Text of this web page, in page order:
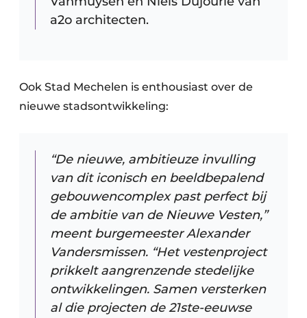
a2o architecten.
Ook Stad Mechelen is enthousiast over de
nieuwe stadsontwikkeling:
“De nieuwe, ambitieuze invulling
van dit iconisch en beeldbepalend
gebouwencomplex past perfect bij
de ambitie van de Nieuwe Vesten,”
meent burgemeester Alexander
Vandersmissen. “Het vestenproject
prikkelt aangrenzende stedelijke
ontwikkelingen. Samen versterken
al die projecten de 21ste-eeuwse